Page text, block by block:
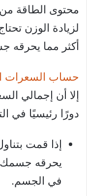
محتوى الطاقة
لزيادة الوزن
أكثر مما يحرقه
حساب السعرات
إلا أن إجمالي
دورًا رئيسيًا في
إذا قمت
يحرقه
في الجسم.